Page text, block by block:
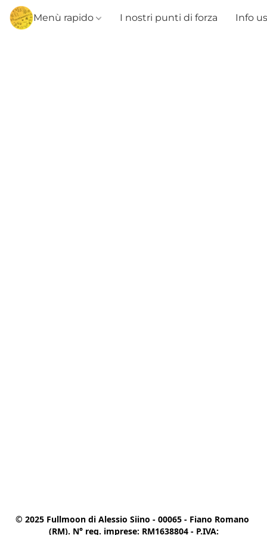
Menù rapido I nostri punti di forza Info
© 2025 Fullmoon di Alessio Siino - 00065 - Fiano Romano
(RM). N° reg. imprese: RM1638804 - P.IVA: